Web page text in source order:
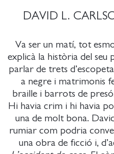
DAVID L.
Va ser un matí, tot
explicà la història del seu
parlar de trets
a negre i matrimonis
braille i barrots de
Hi havia crim i hi havia
una de molt bona.
rumiar com podria
una obra de ficció i,